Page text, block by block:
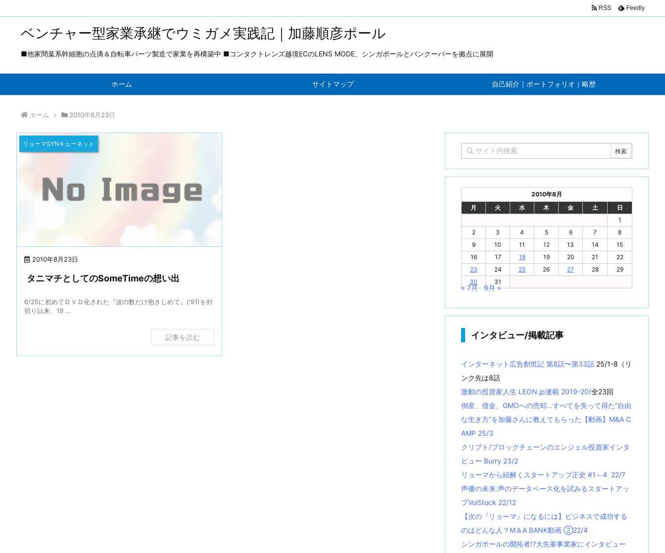
ベンチャー型家業承継でウミガメ実践記｜加藤順彦ポール
■他家間葉系幹細胞の点滴＆自転車パーツ製造で家業を再構築中 ■コンタクトレンズ越境ECのLENS MODE、シンガポールとバンクーバーを拠点に展開
ホーム サイトマップ 自己紹介｜ポートフォリオ｜略歴
RSS Feedly
ホーム > 2010年8月23日
2010年8月23日
リョーマSYNキューネット
タニマチとしてのSomeTimeの想い出
6/25に初めてＤＶＤ化された『波の数だけ抱きしめて』('91)を封
切り以来、19 ...
記事を読む
2010年8月
月
火 水 木 金 土
日
1
2
3 4 5 6 7
8
9
10 11 12 13 14
15
16
17 18 19 20 21
22
23
24 25 26 27 28
29
30
31
« 7月 9月 »
インタビュー/掲載記事
インターネット広告創世記 第8話〜第33話 25/1-8（リ
ンク先は8話
激動の投資家人生 LEON.jp連載 2019-20(全23回
倒産、借金、GMOへの売却...すべてを失って得た”自由
な生き方”を加藤さんに教えてもらった【動画】M&A C
AMP 25/3
クリプト/ブロックチェーンのエンジェル投資家インタ
ビュー Burry 23/2
リョーマから紐解くスタートアップ正史 #1～4 22/7
声優の未来:声のデータベース化を試みるスタートアッ
プVoiStock 22/12
【次の『リョーマ』になるには】ビジネスで成功する
のはどんな人？M＆A BANK動画 ②22/4
シンガポールの開拓者!?大先輩事業家にインタビュー